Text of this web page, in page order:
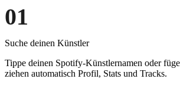
01
Suche deinen Künstler
Tippe deinen Spotify-Künstlernamen oder
ziehen automatisch Profil, Stats und Tracks.